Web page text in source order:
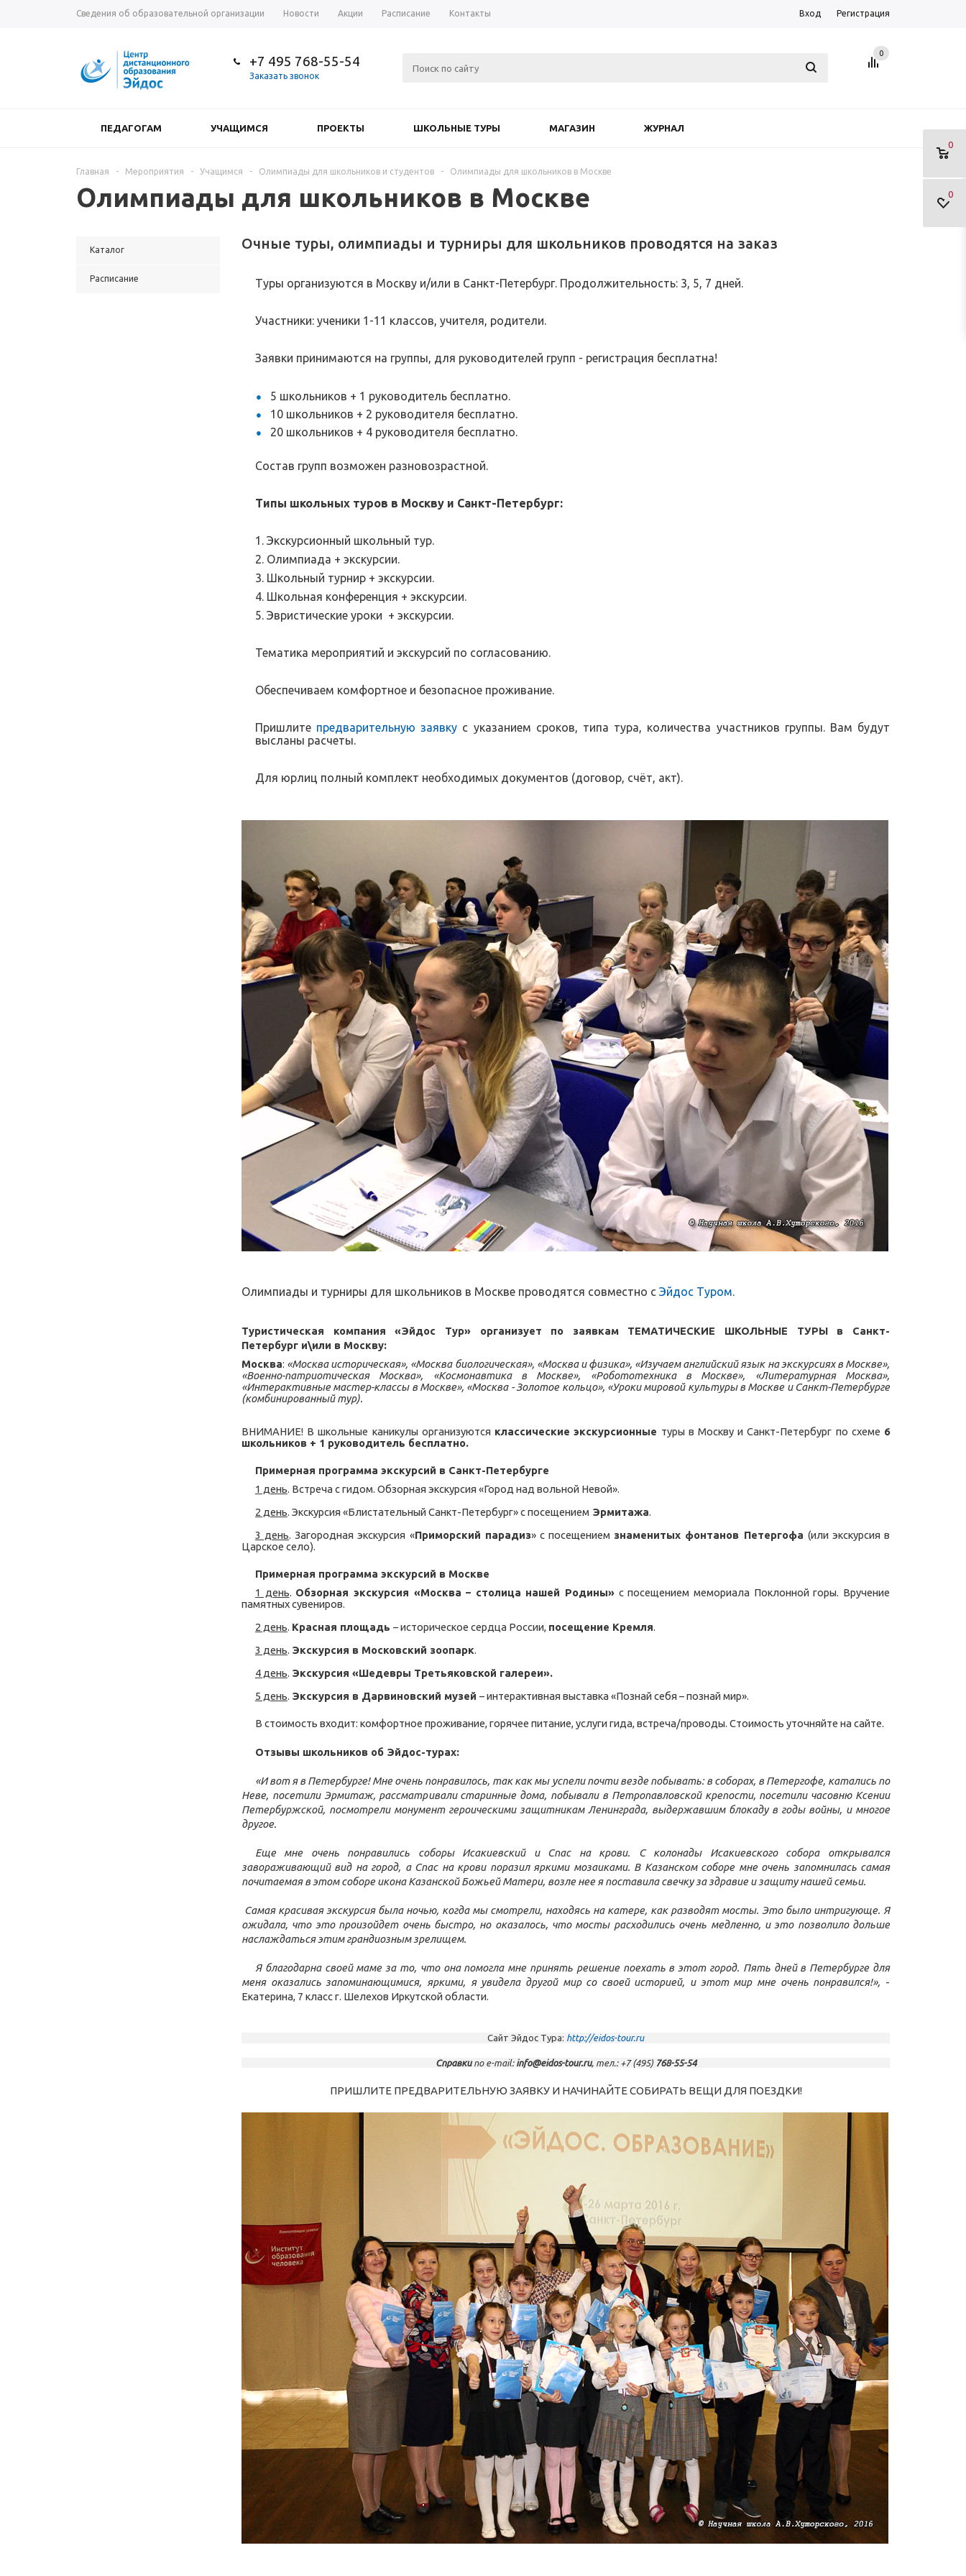
Сведения об образовательной организации Новости Акции Расписание Контакты Вход Регистрация
+7 495 768-55-54
Заказать звонок
0
0
0
ПЕДАГОГАМ УЧАЩИМСЯ ПРОЕКТЫ ШКОЛЬНЫЕ ТУРЫ МАГАЗИН ЖУРНАЛ
Главная - Мероприятия - Учащимся - Олимпиады для школьников и студентов - Олимпиады для школьников в Москве
Олимпиады для школьников в Москве
Каталог
Расписание
Очные туры, олимпиады и турниры для школьников проводятся на заказ
Туры организуются в Москву и/или в Санкт-Петербург. Продолжительность: 3, 5, 7 дней.
Участники: ученики 1-11 классов, учителя, родители.
Заявки принимаются на группы, для руководителей групп - регистрация бесплатна!
5 школьников + 1 руководитель бесплатно.
10 школьников + 2 руководителя бесплатно.
20 школьников + 4 руководителя бесплатно.
Состав групп возможен разновозрастной.
Типы школьных туров в Москву и Санкт-Петербург:
1. Экскурсионный школьный тур.
2. Олимпиада + экскурсии.
3. Школьный турнир + экскурсии.
4. Школьная конференция + экскурсии.
5. Эвристические уроки + экскурсии.
Тематика мероприятий и экскурсий по согласованию.
Обеспечиваем комфортное и безопасное проживание.
Пришлите предварительную заявку с указанием сроков, типа тура, количества участников группы. Вам будут
высланы расчеты.
Для юрлиц полный комплект необходимых документов (договор, счёт, акт).
Олимпиады и турниры для школьников в Москве проводятся совместно с Эйдос Туром.
Туристическая компания «Эйдос Тур» организует по заявкам ТЕМАТИЧЕСКИЕ ШКОЛЬНЫЕ ТУРЫ в Санкт-
Петербург и\или в Москву:
Москва: «Москва историческая», «Москва биологическая», «Москва и физика», «Изучаем английский язык на экскурсиях в Москве»,
«Военно-патриотическая Москва», «Космонавтика в Москве», «Робототехника в Москве», «Литературная Москва»,
«Интерактивные мастер-классы в Москве», «Москва - Золотое кольцо», «Уроки мировой культуры в Москве и Санкт-Петербурге
(комбинированный тур).
ВНИМАНИЕ! В школьные каникулы организуются классические экскурсионные туры в Москву и Санкт-Петербург по схеме 6
школьников + 1 руководитель бесплатно.
Примерная программа экскурсий в Санкт-Петербурге
1 день. Встреча с гидом. Обзорная экскурсия «Город над вольной Невой».
2 день. Экскурсия «Блистательный Санкт-Петербург» с посещением Эрмитажа.
3 день. Загородная экскурсия «Приморский парадиз» с посещением знаменитых фонтанов Петергофа (или экскурсия в
Царское село).
Примерная программа экскурсий в Москве
1 день. Обзорная экскурсия «Москва – столица нашей Родины» с посещением мемориала Поклонной горы. Вручение
памятных сувениров.
2 день. Красная площадь – историческое сердца России, посещение Кремля.
3 день. Экскурсия в Московский зоопарк.
4 день. Экскурсия «Шедевры Третьяковской галереи».
5 день. Экскурсия в Дарвиновский музей – интерактивная выставка «Познай себя – познай мир».
В стоимость входит: комфортное проживание, горячее питание, услуги гида, встреча/проводы. Стоимость уточняйте на сайте.
Отзывы школьников об Эйдос-турах:
«И вот я в Петербурге! Мне очень понравилось, так как мы успели почти везде побывать: в соборах, в Петергофе, катались по
Неве, посетили Эрмитаж, рассматривали старинные дома, побывали в Петропавловской крепости, посетили часовню Ксении
Петербуржской, посмотрели монумент героическими защитникам Ленинграда, выдержавшим блокаду в годы войны, и многое
другое.
Еще мне очень понравились соборы Исакиевский и Спас на крови. С колонады Исакиевского собора открывался
завораживающий вид на город, а Спас на крови поразил яркими мозаиками. В Казанском соборе мне очень запомнилась самая
почитаемая в этом соборе икона Казанской Божьей Матери, возле нее я поставила свечку за здравие и защиту нашей семьи.
Cамая красивая экскурсия была ночью, когда мы смотрели, находясь на катере, как разводят мосты. Это было интригующе. Я
ожидала, что это произойдет очень быстро, но оказалось, что мосты расходились очень медленно, и это позволило дольше
наслаждаться этим грандиозным зрелищем.
Я благодарна своей маме за то, что она помогла мне принять решение поехать в этот город. Пять дней в Петербурге для
меня оказались запоминающимися, яркими, я увидела другой мир со своей историей, и этот мир мне очень понравился!», -
Екатерина, 7 класс г. Шелехов Иркутской области.
Сайт Эйдос Тура: http://eidos-tour.ru
Справкипо e-mail: info@eidos-tour.ru, тел.: +7 (495) 768-55-54
ПРИШЛИТЕ ПРЕДВАРИТЕЛЬНУЮ ЗАЯВКУ И НАЧИНАЙТЕ СОБИРАТЬ ВЕЩИ ДЛЯ ПОЕЗДКИ!